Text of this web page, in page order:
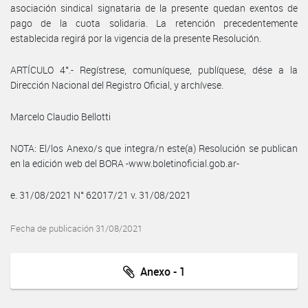
asociación sindical signataria de la presente quedan exentos de
pago de la cuota solidaria. La retención precedentemente
establecida regirá por la vigencia de la presente Resolución.
ARTÍCULO 4°.- Regístrese, comuníquese, publíquese, dése a la
Dirección Nacional del Registro Oficial, y archívese.
Marcelo Claudio Bellotti
NOTA: El/los Anexo/s que integra/n este(a) Resolución se publican
en la edición web del BORA -www.boletinoficial.gob.ar-
e. 31/08/2021 N° 62017/21 v. 31/08/2021
Fecha de publicación 31/08/2021
Anexo - 1